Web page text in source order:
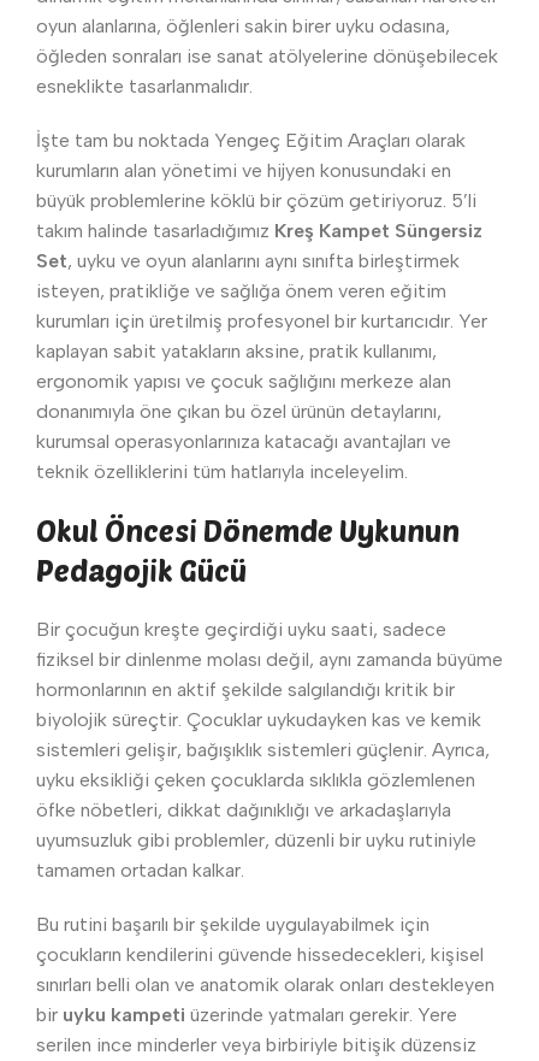
oyun alanlarına, öğlenleri sakin birer uyku odasına,
öğleden sonraları ise sanat atölyelerine dönüşebilecek
esneklikte tasarlanmalıdır.
İşte tam bu noktada Yengeç Eğitim Araçları olarak
kurumların alan yönetimi ve hijyen konusundaki en
büyük problemlerine köklü bir çözüm getiriyoruz. 5’li
takım halinde tasarladığımız Kreş Kampet Süngersiz
Set, uyku ve oyun alanlarını aynı sınıfta birleştirmek
isteyen, pratikliğe ve sağlığa önem veren eğitim
kurumları için üretilmiş profesyonel bir kurtarıcıdır. Yer
kaplayan sabit yatakların aksine, pratik kullanımı,
ergonomik yapısı ve çocuk sağlığını merkeze alan
donanımıyla öne çıkan bu özel ürünün detaylarını,
kurumsal operasyonlarınıza katacağı avantajları ve
teknik özelliklerini tüm hatlarıyla inceleyelim.
Okul Öncesi Dönemde Uykunun
Pedagojik Gücü
Bir çocuğun kreşte geçirdiği uyku saati, sadece
fiziksel bir dinlenme molası değil, aynı zamanda büyüme
hormonlarının en aktif şekilde salgılandığı kritik bir
biyolojik süreçtir. Çocuklar uykudayken kas ve kemik
sistemleri gelişir, bağışıklık sistemleri güçlenir. Ayrıca,
uyku eksikliği çeken çocuklarda sıklıkla gözlemlenen
öfke nöbetleri, dikkat dağınıklığı ve arkadaşlarıyla
uyumsuzluk gibi problemler, düzenli bir uyku rutiniyle
tamamen ortadan kalkar.
Bu rutini başarılı bir şekilde uygulayabilmek için
çocukların kendilerini güvende hissedecekleri, kişisel
sınırları belli olan ve anatomik olarak onları destekleyen
bir uyku kampeti üzerinde yatmaları gerekir. Yere
serilen ince minderler veya birbiriyle bitişik düzensiz